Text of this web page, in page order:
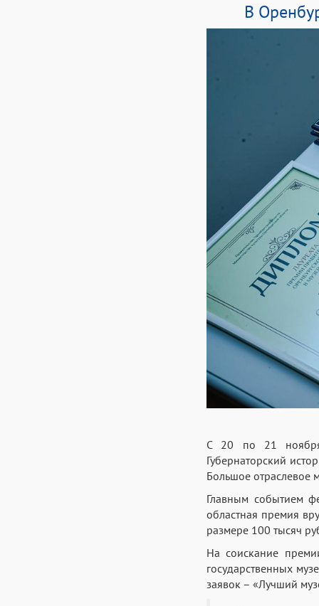
В
С 20 по 21 ноября
Губернаторский
Большое отраслевое
Главным событием
областная премия
размере 100 тысяч
На соискание
государственных
заявок – «Лучший